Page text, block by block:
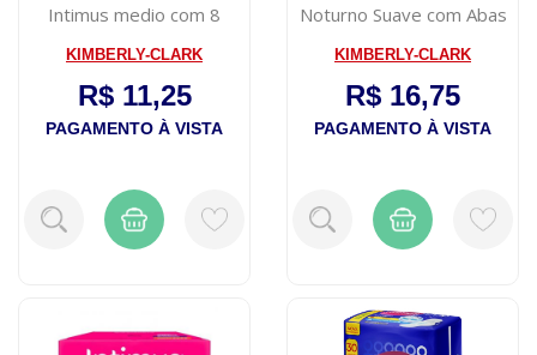
Intimus medio com 8
KIMBERLY-CLARK
R$ 11,25
PAGAMENTO À VISTA
Noturno Suave com Abas
KIMBERLY-CLARK
R$ 16,75
PAGAMENTO À VISTA